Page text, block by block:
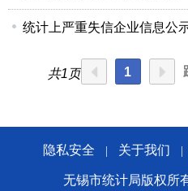
统计上严重失信企业信息公
共1页 1
隐私安全 关于我们
无锡市统计局版权所